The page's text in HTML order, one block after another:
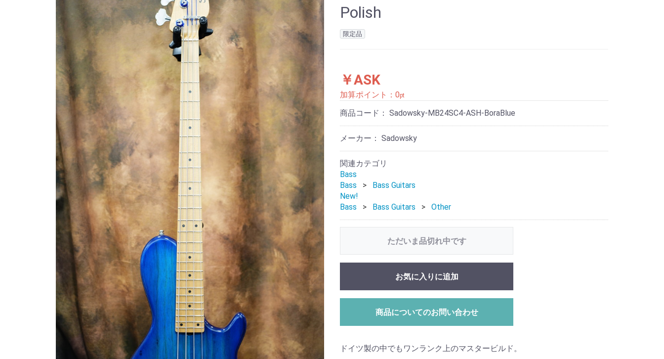
Polish
限定品
￥ASK
加算ポイント： 0pt
商品コード： Sadowsky-MB24SC4-ASH-BoraBlue
メーカー： Sadowsky
関連カテゴリ
Bass
Bass
Bass Guitars
New!
Bass
Bass Guitars Other
ただいま品切れ中です
お気に入りに追加
商品についてのお問い合わせ
ドイツ製の中でもワンランク上のマスタービルド。